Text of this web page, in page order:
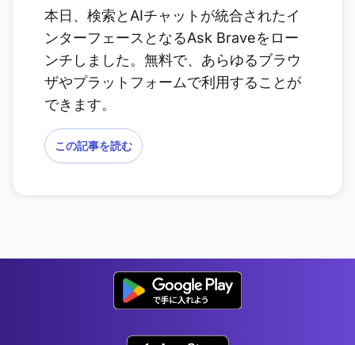
本日、検索とAIチャットが統合されたイ
ンターフェースとなるAsk Braveをロー
ンチしました。無料で、あらゆるブラウ
ザやプラットフォームで利用することが
できます。
この記事を読む